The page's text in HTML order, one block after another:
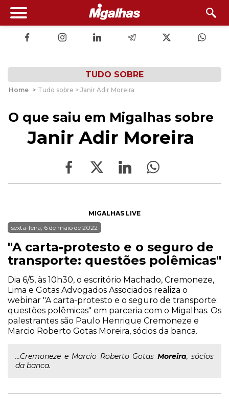
TUDO SOBRE
Home > Tudo sobre > Janir Adir Moreira
O que saiu em Migalhas sobre
Janir Adir Moreira
MIGALHAS LIVE
sexta-feira, 6 de maio de 2022
"A carta-protesto e o seguro de
transporte: questões polêmicas"
Dia 6/5, às 10h30, o escritório Machado, Cremoneze,
Lima e Gotas Advogados Associados realiza o
webinar "A carta-protesto e o seguro de transporte:
questões polêmicas" em parceria com o Migalhas. Os
palestrantes são Paulo Henrique Cremoneze e
Marcio Roberto Gotas Moreira, sócios da banca.
...Cremoneze e Marcio Roberto Gotas Moreira, sócios
da banca.